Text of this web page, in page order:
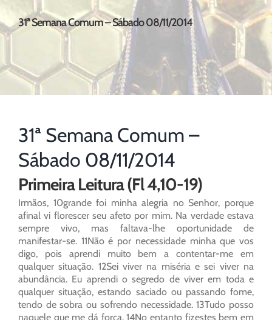
31ª Semana Comum – Sábado 08/11/2014
31ª Semana Comum –
Sábado 08/11/2014
Primeira Leitura (Fl 4,10-19)
Irmãos, 10grande foi minha alegria no Senhor, porque
afinal vi florescer seu afeto por mim. Na verdade estava
sempre vivo, mas faltava-lhe oportunidade de
manifestar-se. 11Não é por necessidade minha que vos
digo, pois aprendi muito bem a contentar-me em
qualquer situação. 12Sei viver na miséria e sei viver na
abundância. Eu aprendi o segredo de viver em toda e
qualquer situação, estando saciado ou passando fome,
tendo de sobra ou sofrendo necessidade. 13Tudo posso
naquele que me dá força. 14No entanto fizestes bem em